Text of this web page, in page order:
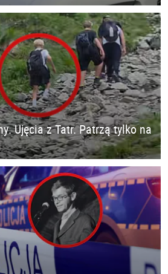
Ujęcia z Tatr. Patrzą tylko na